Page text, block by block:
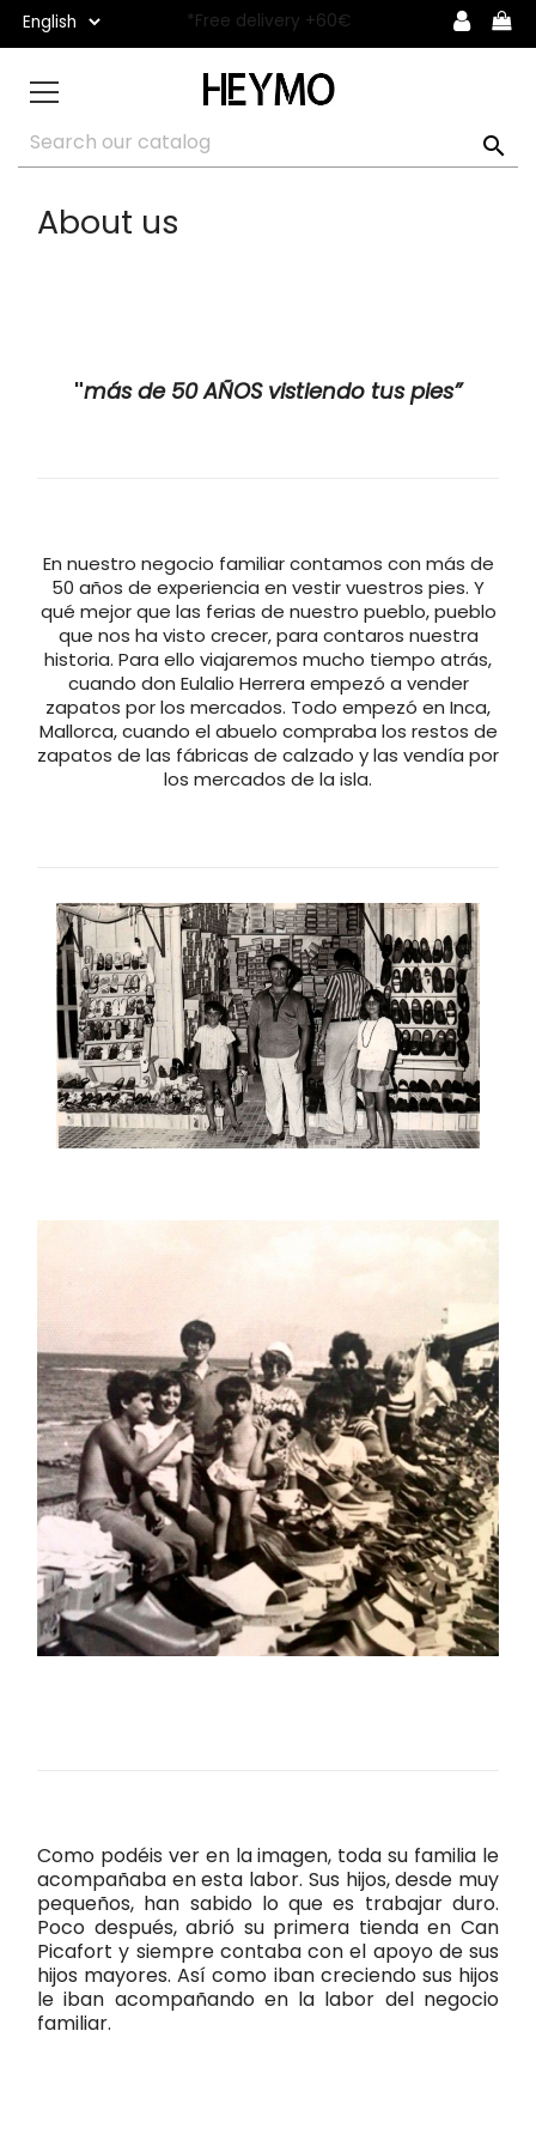
*Free delivery +60€

About us
"más de 50 AÑOS vistiendo tus pies”
En nuestro negocio familiar contamos con más de
50 años de experiencia en vestir vuestros pies. Y
qué mejor que las ferias de nuestro pueblo, pueblo
que nos ha visto crecer, para contaros nuestra
historia. Para ello viajaremos mucho tiempo atrás,
cuando don Eulalio Herrera empezó a vender
zapatos por los mercados. Todo empezó en Inca,
Mallorca, cuando el abuelo compraba los restos de
zapatos de las fábricas de calzado y las vendía por
los mercados de la isla.
Como podéis ver en la imagen, toda su familia le
acompañaba en esta labor. Sus hijos, desde muy
pequeños, han sabido lo que es trabajar duro.
Poco después, abrió su primera tienda en Can
Picafort y siempre contaba con el apoyo de sus
hijos mayores. Así como iban creciendo sus hijos
le iban acompañando en la labor del negocio
familiar.